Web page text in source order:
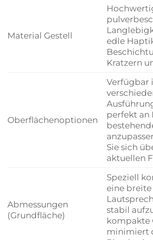
Material Gestell
edle
Kratzern
Oberflächenoptionen
Verfügbar
perfekt an
Sie sich
aktuellen
Abmessungen
(Grundfläche)
Speziell
eine
stabil
kompakte
minimiert